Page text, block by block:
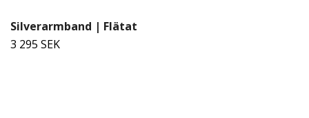
Silverarmband | Flätat
3 295 SEK